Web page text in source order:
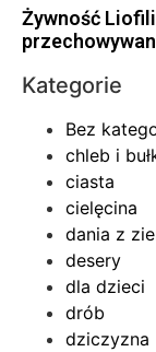
Żywność
Kategorie
Bez
chleb i
ciasta
cielęcina
dania z
desery
dla dzieci
drób
dziczyzna